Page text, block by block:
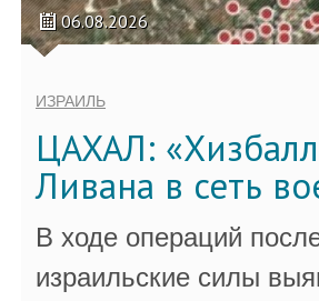
06.08.2026
ИЗРАИЛЬ
ЦАХАЛ:
Ливана в сеть
В ходе операций
израильские силы